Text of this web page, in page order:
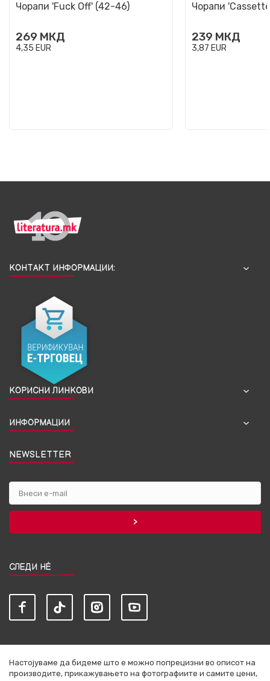
Чорапи 'Fuck Off' (42-46)
269 МКД
4,35 EUR
Чорапи
239 МКД
3,87 EUR
КОНТАКТ ИНФОРМАЦИИ:
КОРИСНИ ЛИНКОВИ
ИНФОРМАЦИИ
NEWSLETTER
СЛЕДИ НЀ
Настојуваме да бидеме што е можно попрецизни во описот на
производите, прикажувањето на фотографиите и самите цени,